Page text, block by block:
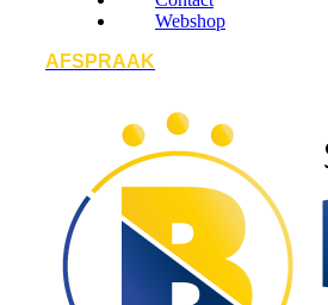
Webshop
AFSPRAAK